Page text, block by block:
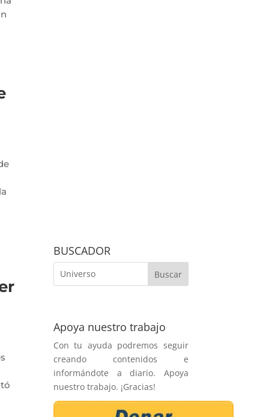
BUSCADOR
Apoya nuestro trabajo
Con tu ayuda podremos seguir
creando contenidos e
informándote a diario. Apoya
nuestro trabajo. ¡Gracias!